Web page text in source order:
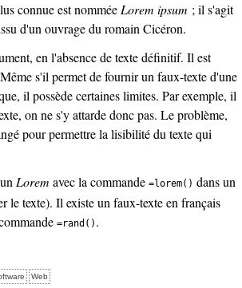
connue est nommée Lorem ipsum ; il s'agit
d'un ouvrage du romain Cicéron.
s'il permet de fournir un faux-texte d'une
il possède certaines limites. Par exemple, il
on ne s'y attarde donc pas. Le problème,
pour permettre la lisibilité du texte qui
Lorem avec la commande =lorem() dans un
le texte). Il existe un faux-texte en français
=rand() .
Web